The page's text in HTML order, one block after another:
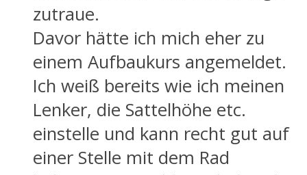
zutraue.
Davor hätte ich mich eher zu
einem Aufbaukurs angemeldet.
Ich weiß bereits wie ich meinen
Lenker, die Sattelhöhe etc.
einstelle und kann recht gut auf
einer Stelle mit dem Rad